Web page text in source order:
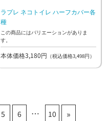
ラプレ ネコトイレ ハーフカバー各
種
この商品にはバリエーションがありま
す。
本体価格3,180円 （税込価格3,498円）
5 6 10 »